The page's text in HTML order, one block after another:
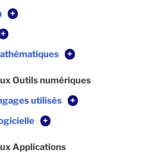
+
+
+
Outils numériques
utilisés
+
+
Applications